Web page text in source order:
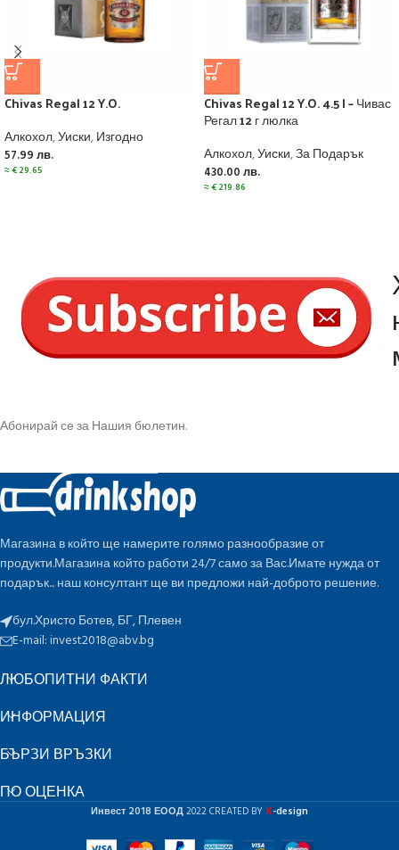
Chivas Regal 12 Y.O.
Алкохол,Уиски,Изгодно
57.99 лв.
≈€29.65
Chivas Regal 12 Y.O. 4.5 l – Чивас
Регал 12 г люлка
Алкохол,Уиски,За Подарък
430.00 лв.
≈€219.86
Абонирай се за Нашия бюлетин.
Магазина в който ще намерите голямо разнообразие от
продукти.Магазина който работи 24/7 само за Вас.Имате нужда от
подарък... наш консултант ще ви предложи най-доброто решение.
бул.Христо Ботев, БГ, Плевен
E-mail:invest2018@abv.bg
ЛЮБОПИТНИ ФАКТИ
ИНФОРМАЦИЯ
БЪРЗИ ВРЪЗКИ
ПО ОЦЕНКА
Инвест 2018 ЕООД2022 CREATED BY K-design